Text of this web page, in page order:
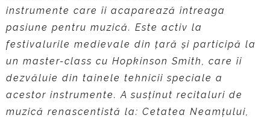
instrumente care îi acaparează întreaga
pasiune pentru muzică. Este activ la
festivalurile medievale din ţară şi participă la
un master-class cu Hopkinson Smith, care îi
dezvăluie din tainele tehnicii speciale a
acestor instrumente. A susţinut recitaluri de
muzică renascentistă la: Cetatea Neamţului,